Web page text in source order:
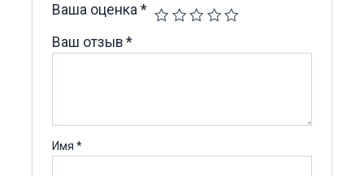
Ваша оценка*
Ваш отзыв*
Имя*